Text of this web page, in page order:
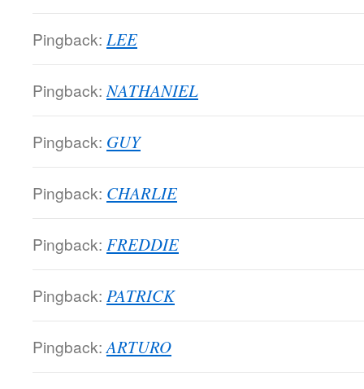
Pingback: LEE
Pingback: NATHANIEL
Pingback: GUY
Pingback: CHARLIE
Pingback: FREDDIE
Pingback: PATRICK
Pingback: ARTURO